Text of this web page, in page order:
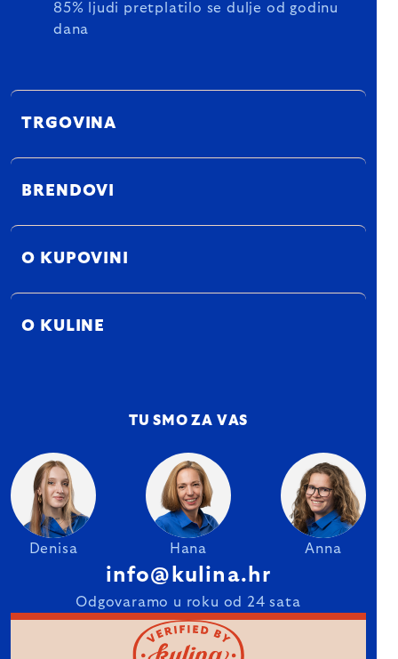
85% ljudi pretplatilo se dulje od godinu
dana
TRGOVINA
BRENDOVI
O KUPOVINI
O KULINE
TU SMO ZA VAS
Denisa Hana Anna
info@kulina.hr
Odgovaramo u roku od 24 sata